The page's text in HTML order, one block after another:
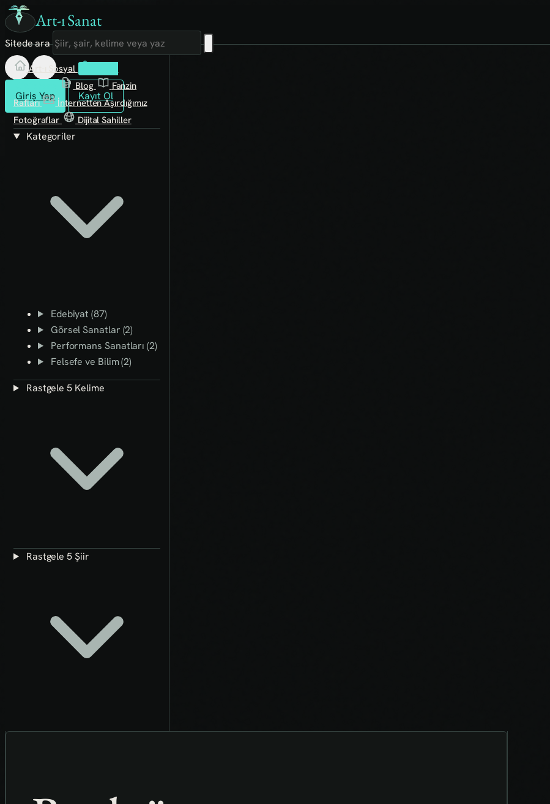
Art-ı Sanat
Sitede ara
Giriş Yap Kayıt Ol
Art-ı Sosyal
Blog
Fanzin
Rafları
İnternetten Aşırdığımız
Fotoğraflar
Dijital Sahiller
Kategoriler
Edebiyat (87)
Görsel Sanatlar (2)
Performans Sanatları (2)
Felsefe ve Bilim (2)
Rastgele 5 Kelime
Rastgele 5 Şiir